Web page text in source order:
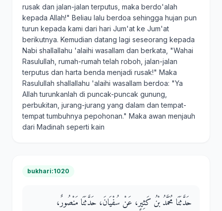
rusak dan jalan-jalan terputus, maka berdo'alah
kepada Allah!" Beliau lalu berdoa sehingga hujan pun
turun kepada kami dari hari Jum'at ke Jum'at
berikutnya. Kemudian datang lagi seseorang kepada
Nabi shallallahu 'alaihi wasallam dan berkata, "Wahai
Rasulullah, rumah-rumah telah roboh, jalan-jalan
terputus dan harta benda menjadi rusak!" Maka
Rasulullah shallallahu 'alaihi wasallam berdoa: "Ya
Allah turunkanlah di puncak-puncak gunung,
perbukitan, jurang-jurang yang dalam dan tempat-
tempat tumbuhnya pepohonan." Maka awan menjauh
dari Madinah seperti kain
bukhari:1020
حَدَّثَنَا مُحَمَّدُ بْنُ كَثِيرٍ، عَنْ سُفْيَانَ، حَدَّثَنَا مَنْصُورٌ،